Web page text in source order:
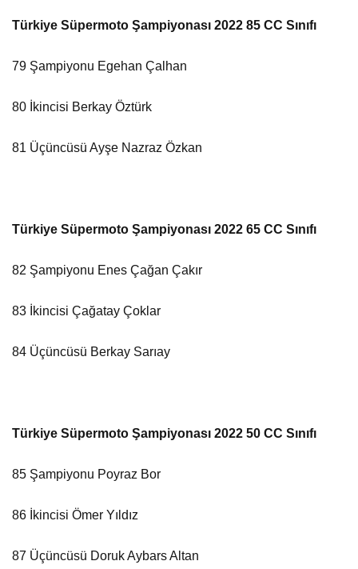
Türkiye Süpermoto Şampiyonası 2022 85 CC Sınıfı
79 Şampiyonu Egehan Çalhan
80 İkincisi Berkay Öztürk
81 Üçüncüsü Ayşe Nazraz Özkan
Türkiye Süpermoto Şampiyonası 2022 65 CC Sınıfı
82 Şampiyonu Enes Çağan Çakır
83 İkincisi Çağatay Çoklar
84 Üçüncüsü Berkay Sarıay
Türkiye Süpermoto Şampiyonası 2022 50 CC Sınıfı
85 Şampiyonu Poyraz Bor
86 İkincisi Ömer Yıldız
87 Üçüncüsü Doruk Aybars Altan